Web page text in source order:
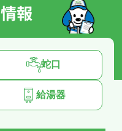
報
蛇口
給湯器